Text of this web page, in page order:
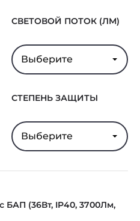
5 лет
СВЕТОВОЙ ПОТОК (ЛМ)
Выберите
СТЕПЕНЬ ЗАЩИТЫ
Выберите
БАП (36Вт, IP40, 3700Лм,